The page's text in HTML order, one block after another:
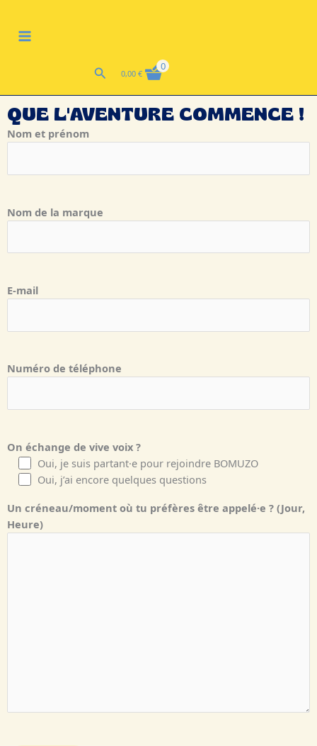
contenuMENU
Rechercher
0,00€
0
QUE L'AVENTURE COMMENCE !
Nom et prénom
Nom de la marque
E-mail
Numéro de téléphone
On échange de vive voix ?
Oui, je suis partant·e pour rejoindre BOMUZO
Oui, j’ai encore quelques questions
Un créneau/moment où tu préfères être appelé·e ? (Jour,
Heure)